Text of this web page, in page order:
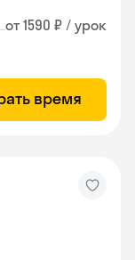
от 1590 ₽ / урок
время